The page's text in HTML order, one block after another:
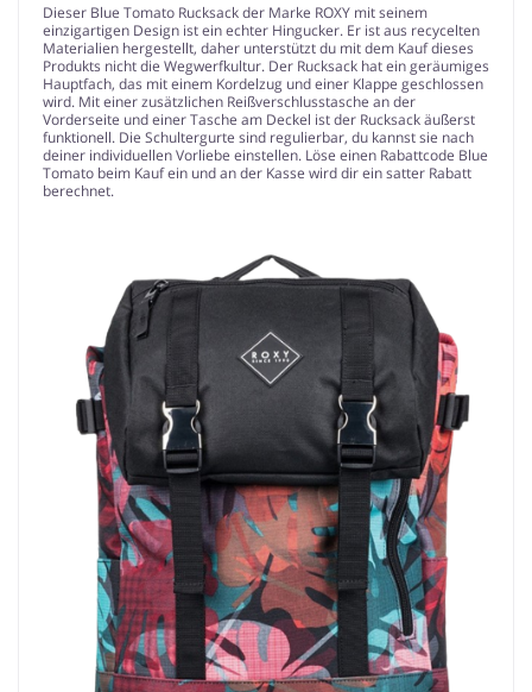
Dieser Blue Tomato Rucksack der Marke ROXY mit seinem
einzigartigen Design ist ein echter Hingucker. Er ist aus recycelten
Materialien hergestellt, daher unterstützt du mit dem Kauf dieses
Produkts nicht die Wegwerfkultur. Der Rucksack hat ein geräumiges
Hauptfach, das mit einem Kordelzug und einer Klappe geschlossen
wird. Mit einer zusätzlichen Reißverschlusstasche an der
Vorderseite und einer Tasche am Deckel ist der Rucksack äußerst
funktionell. Die Schultergurte sind regulierbar, du kannst sie nach
deiner individuellen Vorliebe einstellen. Löse einen Rabattcode Blue
Tomato beim Kauf ein und an der Kasse wird dir ein satter Rabatt
berechnet.